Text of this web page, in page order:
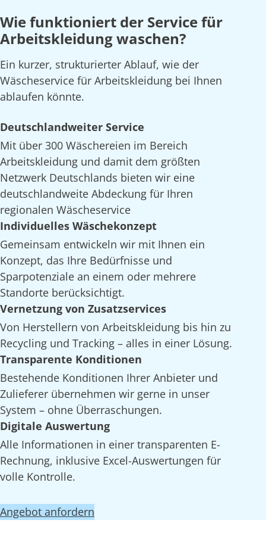
Wie funktioniert der Service für
Arbeitskleidung waschen?
Ein kurzer, strukturierter Ablauf, wie der
Wäscheservice für Arbeitskleidung bei Ihnen
ablaufen könnte.
Deutschlandweiter Service
Mit über 300 Wäschereien im Bereich
Arbeitskleidung und damit dem größten
Netzwerk Deutschlands bieten wir eine
deutschlandweite Abdeckung für Ihren
regionalen Wäscheservice
Individuelles Wäschekonzept
Gemeinsam entwickeln wir mit Ihnen ein
Konzept, das Ihre Bedürfnisse und
Sparpotenziale an einem oder mehrere
Standorte berücksichtigt.
Vernetzung von Zusatzservices
Von Herstellern von Arbeitskleidung bis hin zu
Recycling und Tracking – alles in einer Lösung.
Transparente Konditionen
Bestehende Konditionen Ihrer Anbieter und
Zulieferer übernehmen wir gerne in unser
System – ohne Überraschungen.
Digitale Auswertung
Alle Informationen in einer transparenten E-
Rechnung, inklusive Excel-Auswertungen für
volle Kontrolle.
Angebot anfordern